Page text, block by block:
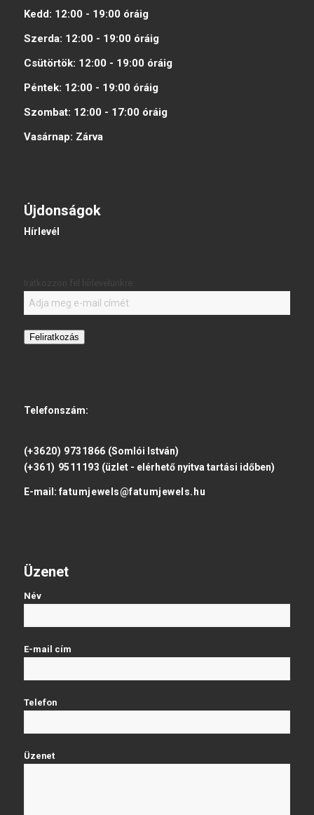
Kedd: 12:00 - 19:00 óráig
Szerda: 12:00 - 19:00 óráig
Csütörtök: 12:00 - 19:00 óráig
Péntek: 12:00 - 19:00 óráig
Szombat: 12:00 - 17:00 óráig
Vasárnap: Zárva
Újdonságok
Hírlevél
Feliratkozás
Telefonszám:
(+3620) 9731866 (Somlói István)
(+361) 9511193 (üzlet - elérhető nyitva tartási időben)
E-mail: fatumjewels@fatumjewels.hu
Üzenet
Név
E-mail cím
Telefon
Üzenet